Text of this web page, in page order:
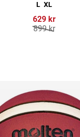
L XL
629 kr
899 kr